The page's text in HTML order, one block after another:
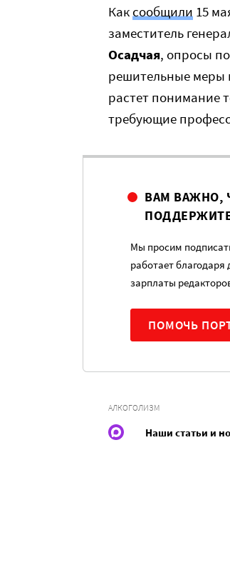
Каксообщили 15
заместитель
Осадчая, опросы
решительные меры
растет понимание
требующие
ВАМ ВАЖНО,
Мы просим
работает
зарплаты
ПОМОЧЬ
АЛКОГОЛИЗМ
Наши статьи и